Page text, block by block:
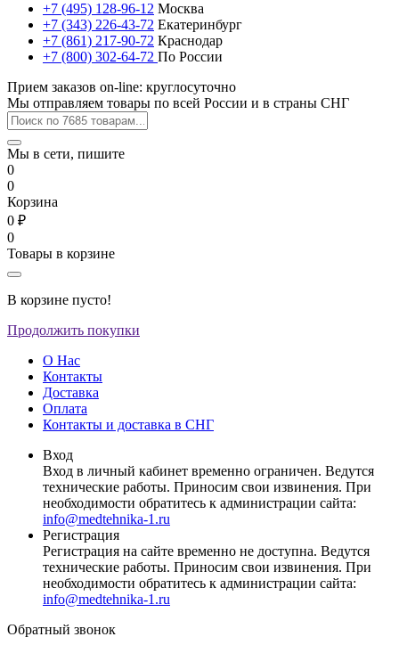
+7 (495) 128-96-12 Москва
+7 (343) 226-43-72 Екатеринбург
+7 (861) 217-90-72 Краснодар
+7 (800) 302-64-72 По России
Прием заказов on-line: круглосуточно
Мы отправляем товары по всей России и в страны СНГ
Мы в сети, пишите
0
0
Корзина
0 ₽
0
Товары в корзине
В корзине пусто!
Продолжить покупки
О Нас
Контакты
Доставка
Оплата
Контакты и доставка в СНГ
Вход
Вход в личный кабинет временно ограничен. Ведутся
технические работы. Приносим свои извинения. При
необходимости обратитесь к администрации сайта:
info@medtehnika-1.ru
Регистрация
Регистрация на сайте временно не доступна. Ведутся
технические работы. Приносим свои извинения. При
необходимости обратитесь к администрации сайта:
info@medtehnika-1.ru
Обратный звонок